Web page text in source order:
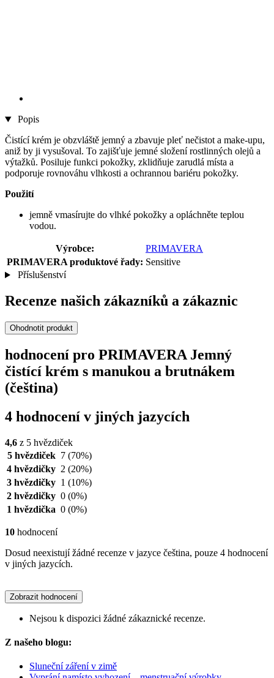
Popis
Čistící krém je obzvláště jemný a zbavuje pleť nečistot a make-upu,
aniž by ji vysušoval. To zajišťuje jemné složení rostlinných olejů a
výtažků. Posiluje funkci pokožky, zklidňuje zarudlá místa a
podporuje rovnováhu vlhkosti a ochrannou bariéru pokožky.
Použití
jemně vmasírujte do vlhké pokožky a opláchněte teplou
vodou.
Výrobce:
PRIMAVERA
PRIMAVERA produktové řady: Sensitive
Příslušenství
Recenze našich zákazníků a zákaznic
Ohodnotit produkt
hodnocení pro PRIMAVERA Jemný
čistící krém s manukou a brutnákem
(čeština)
4 hodnocení v jiných jazycích
4,6 z 5 hvězdiček
5 hvězdiček 7 (70%)
4 hvězdičky 2 (20%)
3 hvězdičky 1 (10%)
2 hvězdičky 0 (0%)
1 hvězdička 0 (0%)
10 hodnocení
Dosud neexistují žádné recenze v jazyce čeština, pouze 4 hodnocení
v jiných jazycích.
Zobrazit hodnocení
Nejsou k dispozici žádné zákaznické recenze.
Z našeho blogu:
Sluneční záření v zimě